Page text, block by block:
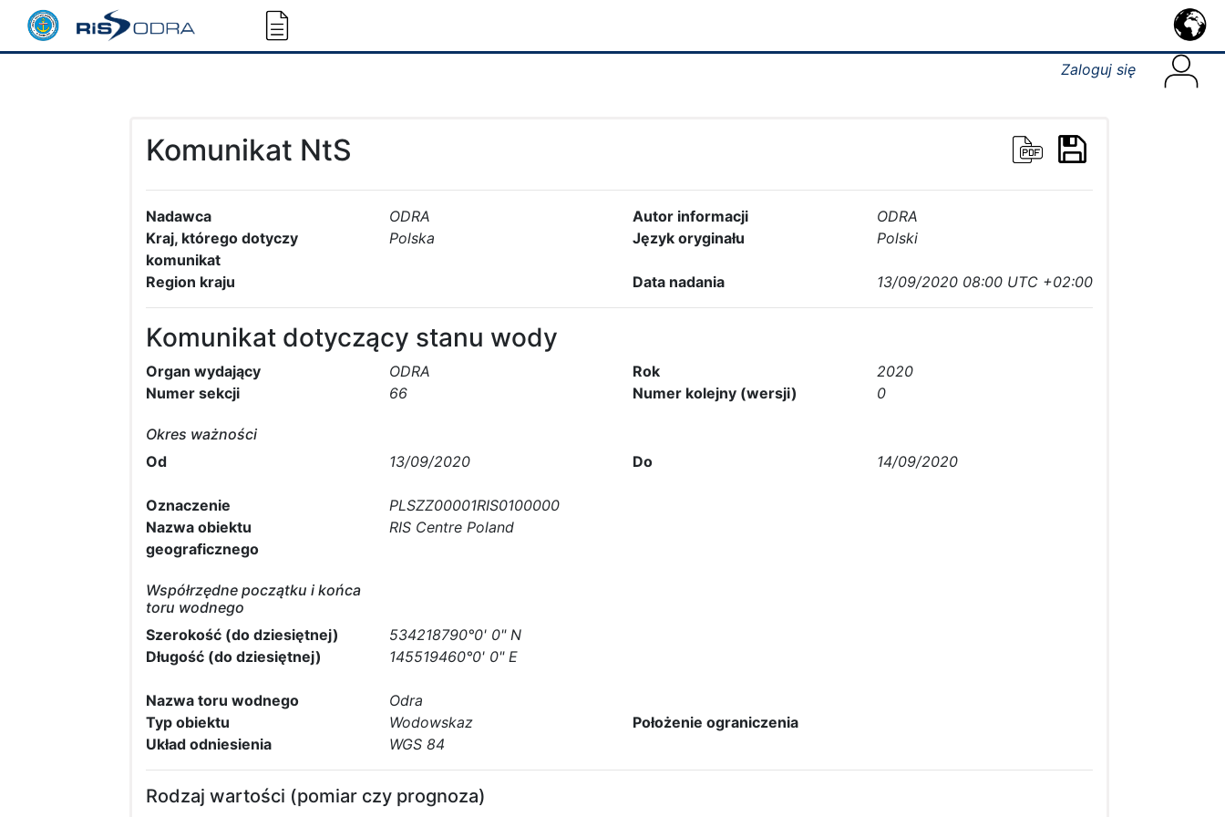
Zaloguj się
Komunikat NtS
Nadawca ODRA Autor informacji
ODRA
Kraj, którego dotyczy
komunikat
Polska Język oryginału Polski
Region kraju Data nadania 13/09/2020 08:00 UTC +02:00
Komunikat dotyczący stanu wody
Organ wydający ODRA Rok
2020
Numer sekcji
66 Numer kolejny (wersji) 0
Okres ważności
Od
13/09/2020 Do 14/09/2020
Oznaczenie
PLSZZ00001RIS0100000
Nazwa obiektu
geograficznego
RIS Centre Poland
Współrzędne początku i końca
toru wodnego
Szerokość (do dziesiętnej)
534218790°0' 0" N
Długość (do dziesiętnej)
145519460°0' 0" E
Nazwa toru wodnego
Odra
Typ obiektu
Wodowskaz
Położenie ograniczenia
Układ odniesienia
WGS 84
Rodzaj wartości (pomiar czy prognoza)